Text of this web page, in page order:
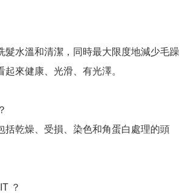
髮水溫和清潔，同時最大限度地減少毛躁
起來健康、光滑、有光澤。
括乾燥、受損、染色和角蛋白處理的頭
？